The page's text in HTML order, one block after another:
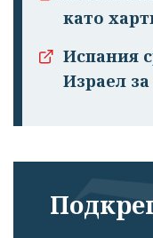
като
Испания
Израел